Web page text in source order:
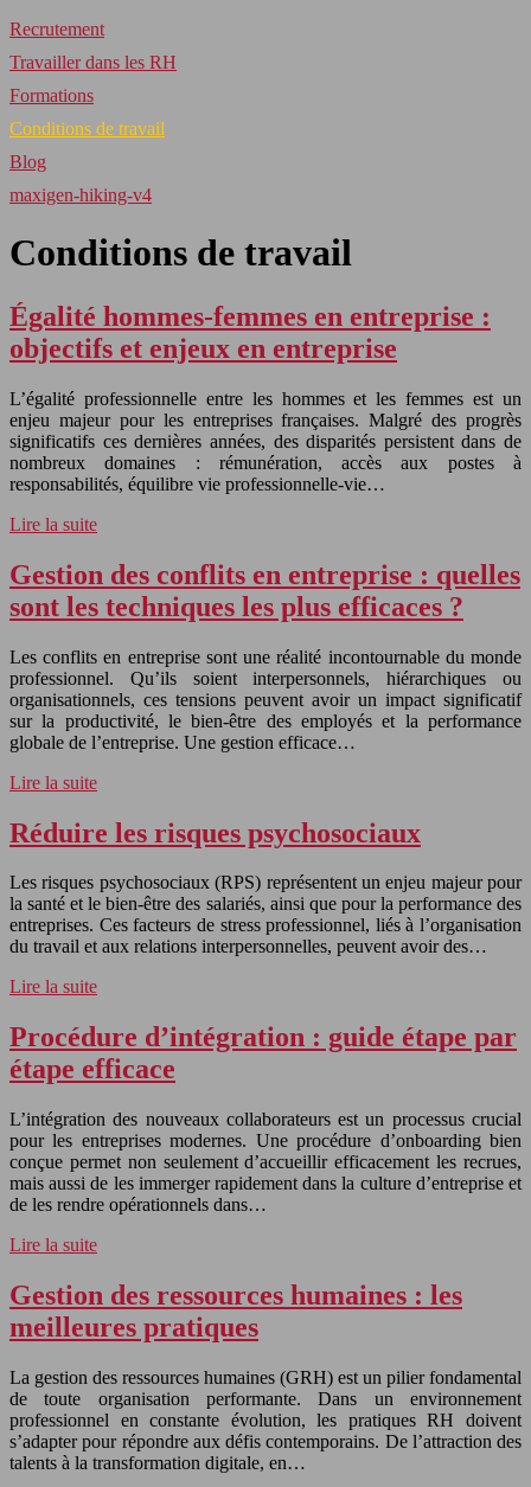
Recrutement
Travailler dans les RH
Formations
Conditions de travail
Blog
maxigen-hiking-v4
Conditions de travail
Égalité hommes-femmes en entreprise :
objectifs et enjeux en entreprise
L’égalité professionnelle entre les hommes et les femmes est un
enjeu majeur pour les entreprises françaises. Malgré des progrès
significatifs ces dernières années, des disparités persistent dans de
nombreux domaines : rémunération, accès aux postes à
responsabilités, équilibre vie professionnelle-vie…
Lire la suite
Gestion des conflits en entreprise : quelles
sont les techniques les plus efficaces ?
Les conflits en entreprise sont une réalité incontournable du monde
professionnel. Qu’ils soient interpersonnels, hiérarchiques ou
organisationnels, ces tensions peuvent avoir un impact significatif
sur la productivité, le bien-être des employés et la performance
globale de l’entreprise. Une gestion efficace…
Lire la suite
Réduire les risques psychosociaux
Les risques psychosociaux (RPS) représentent un enjeu majeur pour
la santé et le bien-être des salariés, ainsi que pour la performance des
entreprises. Ces facteurs de stress professionnel, liés à l’organisation
du travail et aux relations interpersonnelles, peuvent avoir des…
Lire la suite
Procédure d’intégration : guide étape par
étape efficace
L’intégration des nouveaux collaborateurs est un processus crucial
pour les entreprises modernes. Une procédure d’onboarding bien
conçue permet non seulement d’accueillir efficacement les recrues,
mais aussi de les immerger rapidement dans la culture d’entreprise et
de les rendre opérationnels dans…
Lire la suite
Gestion des ressources humaines : les
meilleures pratiques
La gestion des ressources humaines (GRH) est un pilier fondamental
de toute organisation performante. Dans un environnement
professionnel en constante évolution, les pratiques RH doivent
s’adapter pour répondre aux défis contemporains. De l’attraction des
talents à la transformation digitale, en…